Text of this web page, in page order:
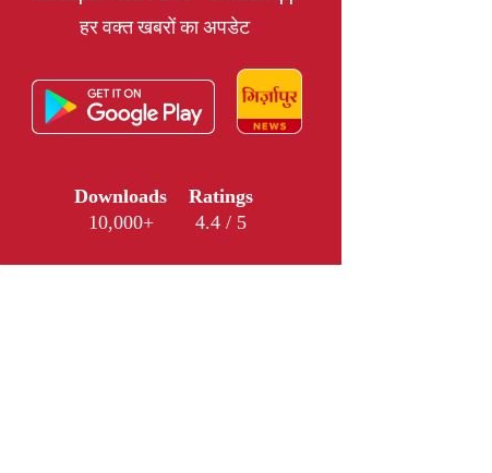
हर वक्त खबरों का अपडेट
Downloads
10,000+
Ratings
4.4 / 5